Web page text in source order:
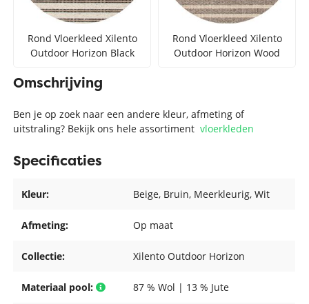
Rond Vloerkleed Xilento
Outdoor Horizon Black
Rond Vloerkleed Xilento
Outdoor Horizon Wood
Omschrijving
Ben je op zoek naar een andere kleur, afmeting of
uitstraling? Bekijk ons hele assortimentvloerkleden
Specificaties
Kleur: Beige, Bruin, Meerkleurig, Wit
Afmeting: Op maat
Collectie: Xilento Outdoor Horizon
Materiaal pool: 87 % Wol | 13 % Jute